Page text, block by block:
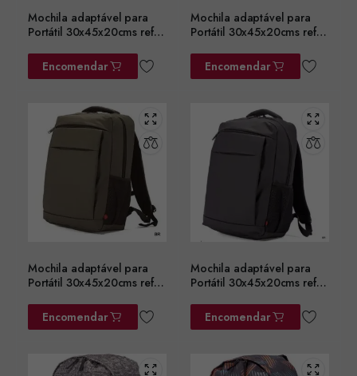
Mochila adaptável para
Portátil 30x45x20cms ref.
Encomendar
Mochila adaptável para
Portátil 30x45x20cms ref.
Encomendar
Mochila adaptável para
Portátil 30x45x20cms ref.
Encomendar
Mochila adaptável para
Portátil 30x45x20cms ref.
Encomendar